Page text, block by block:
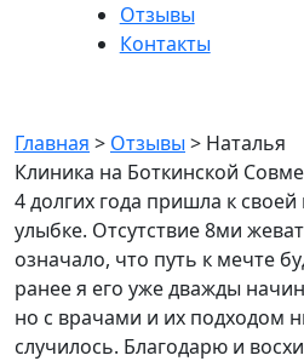
Отзывы
Контакты
Главная > Отзывы > Наталья
Клиника на Боткинской
4 долгих года пришла к
улыбке. Отсутствие 8ми
означало, что путь к мечте
ранее я его уже дважды
но с врачами и их подходом
случилось. Благодарю и